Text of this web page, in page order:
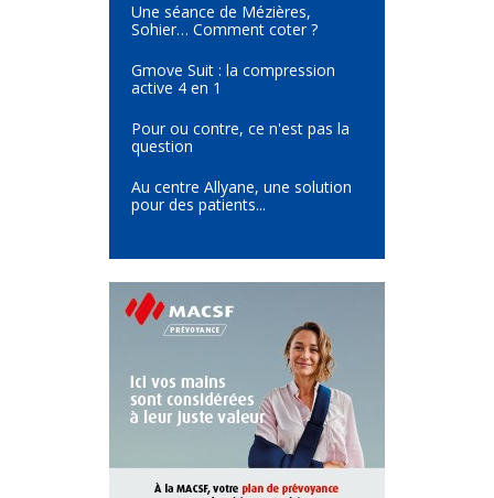
Une séance de Mézières,
Sohier… Comment coter ?
Gmove Suit : la compression
active 4 en 1
Pour ou contre, ce n'est pas la
question
Au centre Allyane, une solution
pour des patients...